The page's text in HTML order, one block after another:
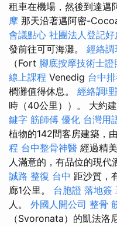
租車在機場，然後到達邁
摩 那天沿著邁阿密-
會議點心 社團法人登記好
發前往可可海灘。 經絡調
（Fort 腳底按摩技術士證
線上課程 Venedig 台中
櫚灘值得休息。 經絡調理
時（40公里））。 大約
鍵字 筋師傅 優化 台灣用
植物的142間客房建築，
程 台中整骨神醫 經過精
人滿意的，有品位的現代
誠路 整復 台中 距沙質，
廊1公里。 台胞證 落地簽
人。 外國人開公司 整骨
（Svoronata）的凱法洛